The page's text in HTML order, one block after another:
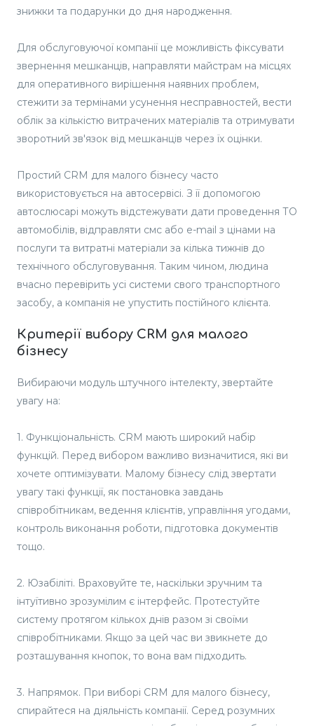
знижки та подарунки до дня народження.
Для обслуговуючої компанії це можливість фіксувати
звернення мешканців, направляти майстрам на місцях
для оперативного вирішення наявних проблем,
стежити за термінами усунення несправностей, вести
облік за кількістю витрачених матеріалів та отримувати
зворотний зв'язок від мешканців через їх оцінки.
Простий CRM для малого бізнесу часто
використовується на автосервісі. З її допомогою
автослюсарі можуть відстежувати дати проведення ТО
автомобілів, відправляти смс або e-mail з цінами на
послуги та витратні матеріали за кілька тижнів до
технічного обслуговування. Таким чином, людина
вчасно перевірить усі системи свого транспортного
засобу, а компанія не упустить постійного клієнта.
Критерії вибору CRM для малого
бізнесу
Вибираючи модуль штучного інтелекту, звертайте
увагу на:
1. Функціональність. CRM мають широкий набір
функцій. Перед вибором важливо визначитися, які ви
хочете оптимізувати. Малому бізнесу слід звертати
увагу такі функції, як постановка завдань
співробітникам, ведення клієнтів, управління угодами,
контроль виконання роботи, підготовка документів
тощо.
2. Юзабіліті. Враховуйте те, наскільки зручним та
інтуїтивно зрозумілим є інтерфейс. Протестуйте
систему протягом кількох днів разом зі своїми
співробітниками. Якщо за цей час ви звикнете до
розташування кнопок, то вона вам підходить.
3. Напрямок. При виборі CRM для малого бізнесу,
спирайтеся на діяльність компанії. Серед розумних